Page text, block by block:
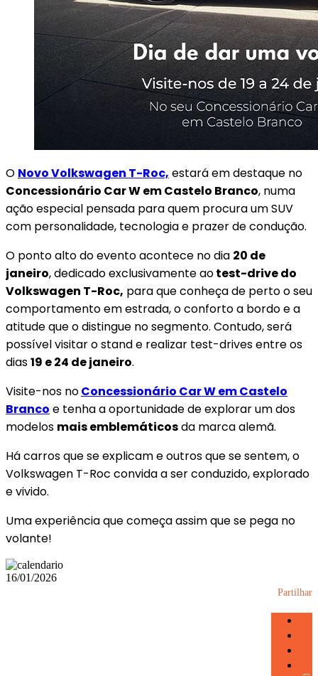
O Novo Volkswagen T-Roc, estará em destaque no
Concessionário Car W em Castelo Branco, numa
ação especial pensada para quem procura um SUV
com personalidade, tecnologia e prazer de condução.
O ponto alto do evento acontece no dia 20 de
janeiro, dedicado exclusivamente aotest-drive do
Volkswagen T-Roc, para que conheça de perto o seu
comportamento em estrada, o conforto a bordo e a
atitude que o distingue no segmento. Contudo, será
possível visitar o stand e realizar test-drives entre os
dias19 e 24 de janeiro.
Visite-nos noConcessionário Car W em Castelo
Branco e tenha a oportunidade de explorar um dos
modelos mais emblemáticosda marca alemã.
Há carros que se explicam e outros que se sentem, o
Volkswagen T-Roc convida a ser conduzido, explorado
e vivido.
Uma experiência que começa assim que se pega no
volante!
16/01/2026
Partilhar